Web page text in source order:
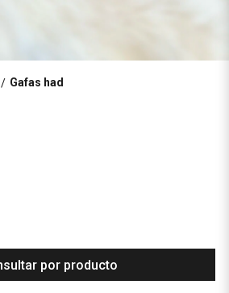
/ Gafas had
por producto